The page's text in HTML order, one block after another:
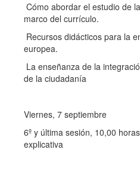
Cómo abordar el estudio de
marco del currículo.
Recursos didácticos para la
europea.
La enseñanza de la
de la ciudadanía
Viernes, 7 septiembre
6º y última sesión, 10,00
explicativa